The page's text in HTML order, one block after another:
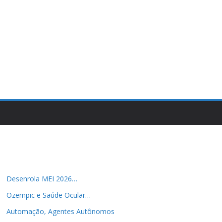
Desenrola MEI 2026…
Ozempic e Saúde Ocular…
Automação, Agentes Autônomos